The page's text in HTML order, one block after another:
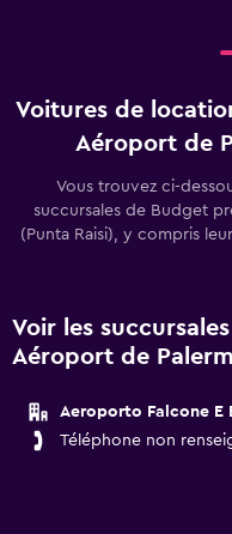
Voitures de
Aéroport de
Vous trouvez ci-
succursales de Budget
(Punta Raisi), y compris
Voir les
Aéroport de
Aeroporto Falcone E
Téléphone non